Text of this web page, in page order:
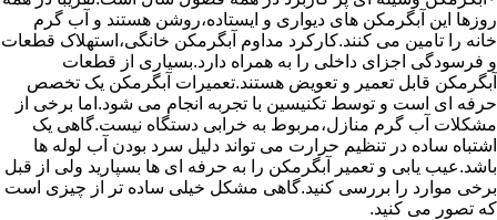
روزها این آبگرمکن های دیواری و ایستاده،روشن هستند و آب گرم
خانه را تامین می کنند.کارکرد مداوم آبگرمکن خانگی،استهلاک قطعات
و فرسودگی اجزای داخلی را به همراه دارد.بسیاری از قطعات
آبگرمکن قابل تعمیر و تعویض هستند.تعمیرات آبگرمکن یک تخصص
حرفه ای است و توسط تکنیسین با تجربه انجام می شود.اما برخی از
مشکلات آب گرم منازل،مربوط به خرابی دستگاه نیست.گاهی یک
اشتباه ساده در تنظیم حرارت می تواند دلیل سرد بودن آب لوله ها
باشد.عیب یابی و تعمیر آبگرمکن را به حرفه ای ها بسپارید ولی از قبل
برخی موارد را بررسی کنید.گاهی مشکل خیلی ساده تر از چیزی است
که تصور می کنید.